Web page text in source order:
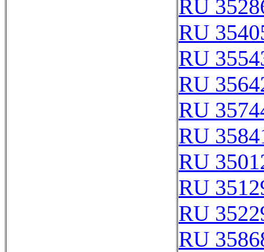
RU
RU
RU
RU
RU
RU
RU
RU
RU
RU